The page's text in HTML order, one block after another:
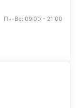
Пн-Вс: 09:00 - 21:00